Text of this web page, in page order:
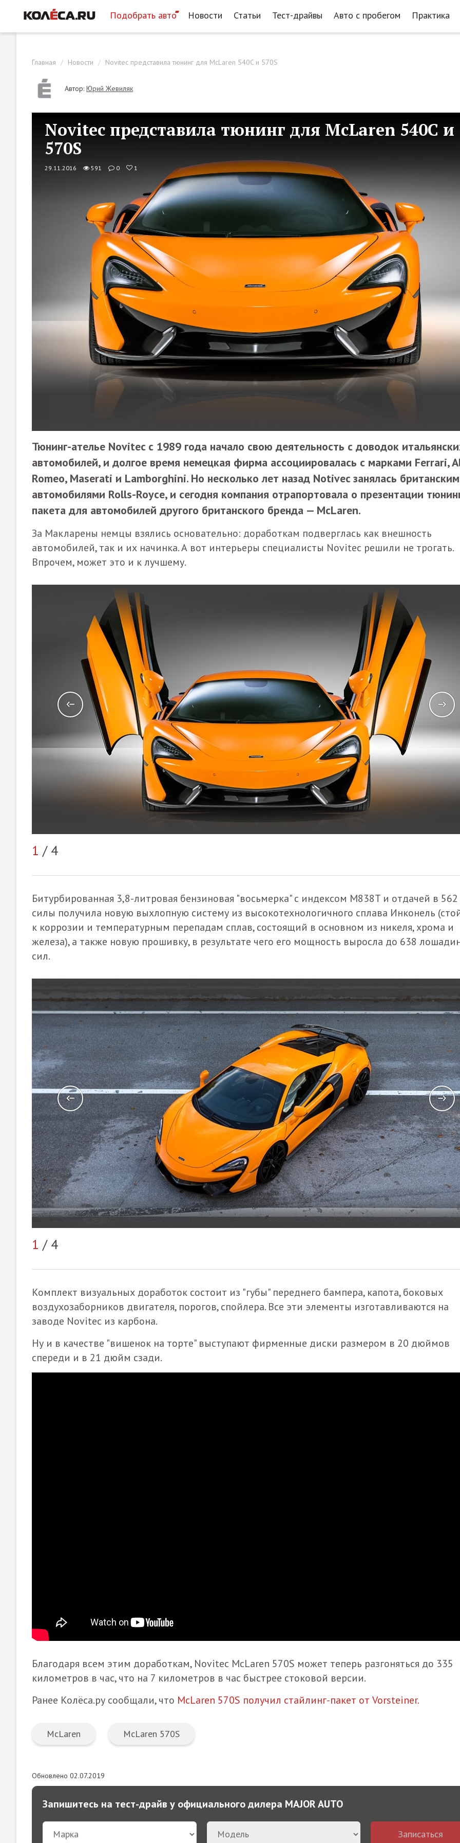
Подобрать авто Новости Статьи Тест-драйвы Авто с пробегом Практика
Главная Новости Novitec представила тюнинг для McLaren 540C и 570S
Автор: Юрий Жевиляк
Novitec представила тюнинг для McLaren 540C и
570S
29.11.2016 591 0 1
Тюнинг-ателье Novitec с 1989 года начало свою деятельность с доводок
автомобилей, и долгое время немецкая фирма ассоциировалась с марками Ferrari,
Romeo, Maserati и Lamborghini. Но несколько лет назад Notivec занялась
автомобилями Rolls-Royce, и сегодня компания отрапортовала о презентации
пакета для автомобилей другого британского бренда — McLaren.
За Макларены немцы взялись основательно: доработкам подверглась как внешность
автомобилей, так и их начинка. А вот интерьеры специалисты Novitec решили не трогать.
Впрочем, может это и к лучшему.
1 / 4
Битурбированная 3,8-литровая бензиновая "восьмерка" с индексом M838T и отдачей в 562
силы получила новую выхлопную систему из высокотехнологичного сплава Инконель
к коррозии и температурным перепадам сплав, состоящий в основном из никеля, хрома и
железа), а также новую прошивку, в результате чего его мощность выросла до 638
сил.
1 / 4
Комплект визуальных доработок состоит из "губы" переднего бампера, капота, боковых
воздухозаборников двигателя, порогов, спойлера. Все эти элементы изготавливаются на
заводе Novitec из карбона.
Ну и в качестве "вишенок на торте" выступают фирменные диски размером в 20 дюймов
спереди и в 21 дюйм сзади.
Благодаря всем этим доработкам, Novitec McLaren 570S может теперь разгоняться до 335
километров в час, что на 7 километров в час быстрее стоковой версии.
Ранее Колёса.ру сообщали, что McLaren 570S получил стайлинг-пакет от Vorsteiner.
McLaren McLaren 570S
Обновлено 02.07.2019
Запишитесь на тест-драйв у официального дилера MAJOR AUTO
Записаться